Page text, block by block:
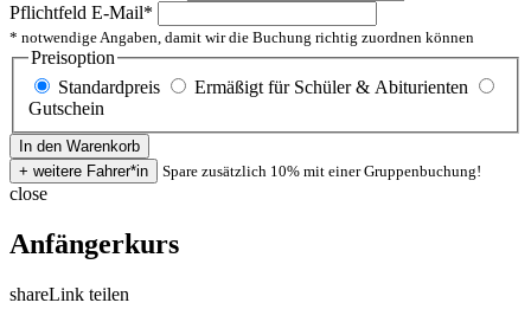
Pflichtfeld E-Mail*
* notwendige Angaben, damit wir die Buchung richtig zuordnen können
Preisoption
Standardpreis
Ermäßigt für Schüler & Abiturienten
Gutschein
Spare zusätzlich 10% mit einer Gruppenbuchung!
close
Anfängerkurs
shareLink teilen